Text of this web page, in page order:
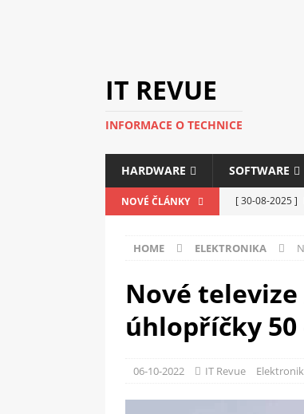
IT REVUE
INFORMACE O TECHNICE
HARDWARE SOFTWARE
NOVÉ ČLÁNKY [ 30-08-2025 ]
[ 14-05-2025 ]
kanceláře i
C5100 a 6100
HOME ELEKTRONIKA
Nové
úhlopříčky 50
06-10-2022 IT Revue